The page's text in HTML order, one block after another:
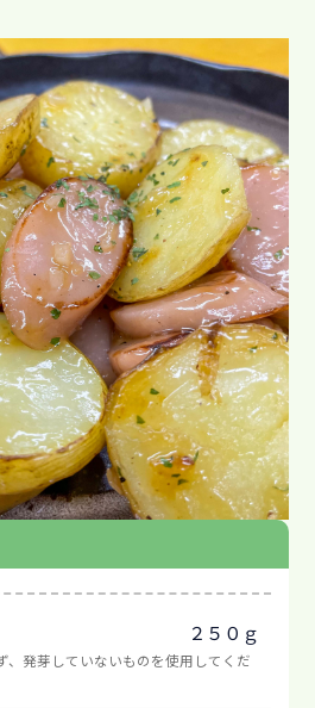
２５０ｇ
、発芽していないものを使用してくだ